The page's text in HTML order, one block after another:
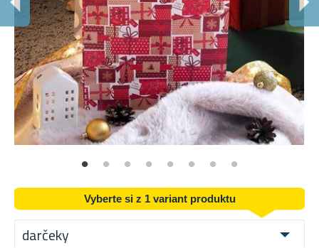
Vyberte si z 1 variant produktu
darčeky